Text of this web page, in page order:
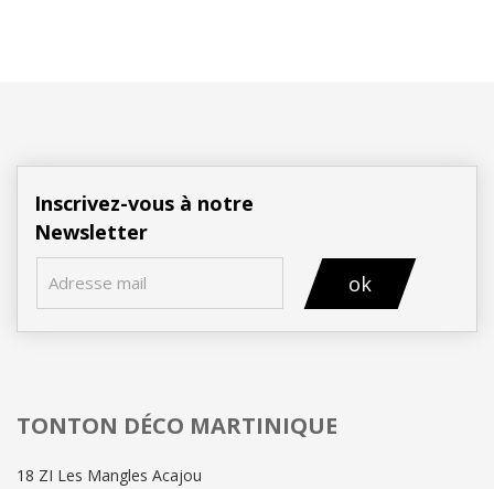
Inscrivez-vous à notre
Newsletter
ok
TONTON DÉCO MARTINIQUE
18 ZI Les Mangles Acajou